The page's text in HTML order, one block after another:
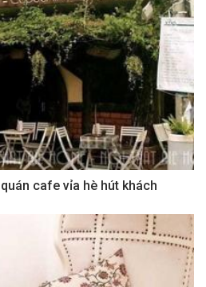
cafe vỉa hè hút khách